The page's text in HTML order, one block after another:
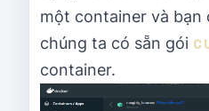
một container và bạn
chúng ta có sẵn gói
container.